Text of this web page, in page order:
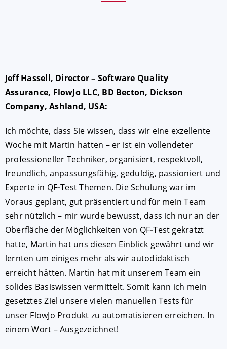
Jeff Hassell, Director – Software Quality
Assurance, FlowJo LLC, BD Becton, Dickson
Company, Ashland, USA:
Ich möchte, dass Sie wissen, dass wir eine exzellente
Woche mit Martin hatten – er ist ein vollendeter
professioneller Techniker, organisiert, respektvoll,
freundlich, anpassungsfähig, geduldig, passioniert und
Experte in QF‑Test Themen. Die Schulung war im
Voraus geplant, gut präsentiert und für mein Team
sehr nützlich – mir wurde bewusst, dass ich nur an der
Oberfläche der Möglichkeiten von QF‑Test gekratzt
hatte, Martin hat uns diesen Einblick gewährt und wir
lernten um einiges mehr als wir autodidaktisch
erreicht hätten. Martin hat mit unserem Team ein
solides Basiswissen vermittelt. Somit kann ich mein
gesetztes Ziel unsere vielen manuellen Tests für
unser FlowJo Produkt zu automatisieren erreichen. In
einem Wort – Ausgezeichnet!